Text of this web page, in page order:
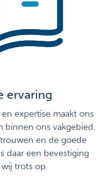
ervaring
expertise maakt ons
binnen ons vakgebied.
en de goede
daar een bevestiging
trots op.